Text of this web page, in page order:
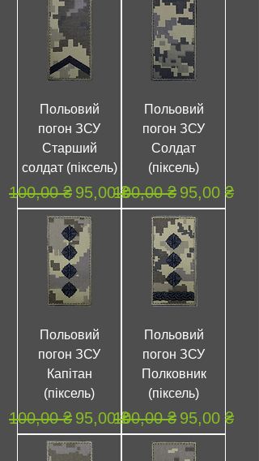
Польовий
погон ЗСУ
Старший
солдат (піксель)
Обычная цена
100,00 ₴ Цена со скидкой
95,00 ₴
Польовий
погон ЗСУ
Солдат
(піксель)
Обычная цена
100,00 ₴ Цена со
95,00 ₴
Польовий
погон ЗСУ
Капітан
(піксель)
Обычная цена
100,00 ₴ Цена со скидкой
95,00 ₴
Польовий
погон ЗСУ
Полковник
(піксель)
Обычная цена
100,00 ₴ Цена со
95,00 ₴